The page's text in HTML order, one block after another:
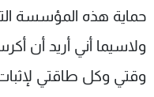
حماية هذه المؤسسة
ولاسيما أني أريد أن
وقتي وكل طاقتي